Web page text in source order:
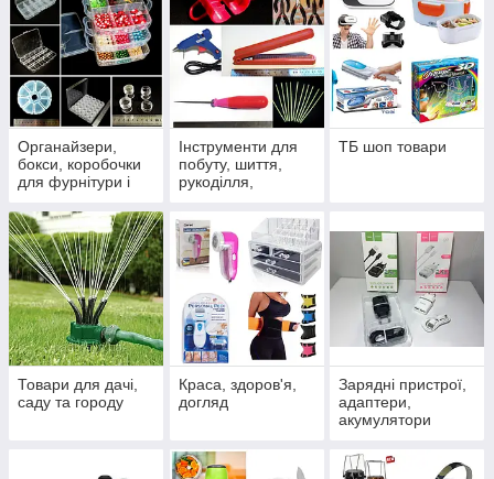
Органайзери,
бокси, коробочки
для фурнітури і
таблетніци
Інструменти для
побуту, шиття,
рукоділля,
ТБ шоп товари
Товари для дачі,
саду та городу
Краса, здоров'я,
догляд
Зарядні пристрої,
адаптери,
акумулятори